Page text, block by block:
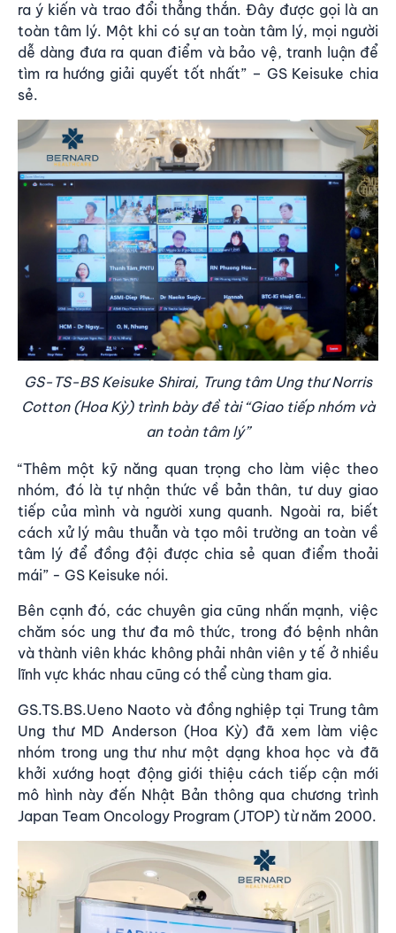
ra ý kiến và trao đổi thẳng thắn. Đây được gọi là an
toàn tâm lý. Một khi có sự an toàn tâm lý, mọi người
dễ dàng đưa ra quan điểm và bảo vệ, tranh luận để
tìm ra hướng giải quyết tốt nhất” – GS Keisuke chia
sẻ.
GS-TS-BS Keisuke Shirai, Trung tâm Ung thư Norris
Cotton (Hoa Kỳ) trình bày đề tài “Giao tiếp nhóm và
an toàn tâm lý”
“Thêm một kỹ năng quan trọng cho làm việc theo
nhóm, đó là tự nhận thức về bản thân, tư duy giao
tiếp của mình và người xung quanh. Ngoài ra, biết
cách xử lý mâu thuẫn và tạo môi trường an toàn về
tâm lý để đồng đội được chia sẻ quan điểm thoải
mái” - GS Keisuke nói.
Bên cạnh đó, các chuyên gia cũng nhấn mạnh, việc
chăm sóc ung thư đa mô thức, trong đó bệnh nhân
và thành viên khác không phải nhân viên y tế ở nhiều
lĩnh vực khác nhau cũng có thể cùng tham gia.
GS.TS.BS.Ueno Naoto và đồng nghiệp tại Trung tâm
Ung thư MD Anderson (Hoa Kỳ) đã xem làm việc
nhóm trong ung thư như một dạng khoa học và đã
khởi xướng hoạt động giới thiệu cách tiếp cận mới
mô hình này đến Nhật Bản thông qua chương trình
Japan Team Oncology Program (JTOP) từ năm 2000.